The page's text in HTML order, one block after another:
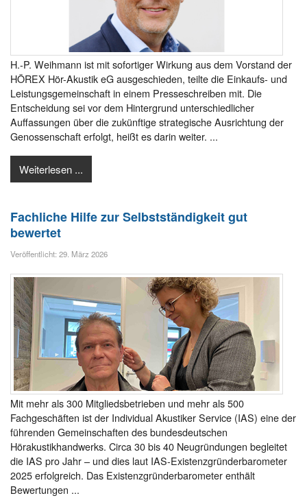
H.-P. Weihmann ist mit sofortiger Wirkung aus dem Vorstand der
HÖREX Hör-Akustik eG ausgeschieden, teilte die Einkaufs- und
Leistungsgemeinschaft in einem Presseschreiben mit. Die
Entscheidung sei vor dem Hintergrund unterschiedlicher
Auffassungen über die zukünftige strategische Ausrichtung der
Genossenschaft erfolgt, heißt es darin weiter. ...
Weiterlesen ...
Fachliche Hilfe zur Selbstständigkeit gut
bewertet
Veröffentlicht: 29. März 2026
Mit mehr als 300 Mitgliedsbetrieben und mehr als 500
Fachgeschäften ist der Individual Akustiker Service (IAS) eine der
führenden Gemeinschaften des bundesdeutschen
Hörakustikhandwerks. Circa 30 bis 40 Neugründungen begleitet
die IAS pro Jahr – und dies laut IAS-Existenzgründerbarometer
2025 erfolgreich. Das Existenzgründerbarometer enthält
Bewertungen ...